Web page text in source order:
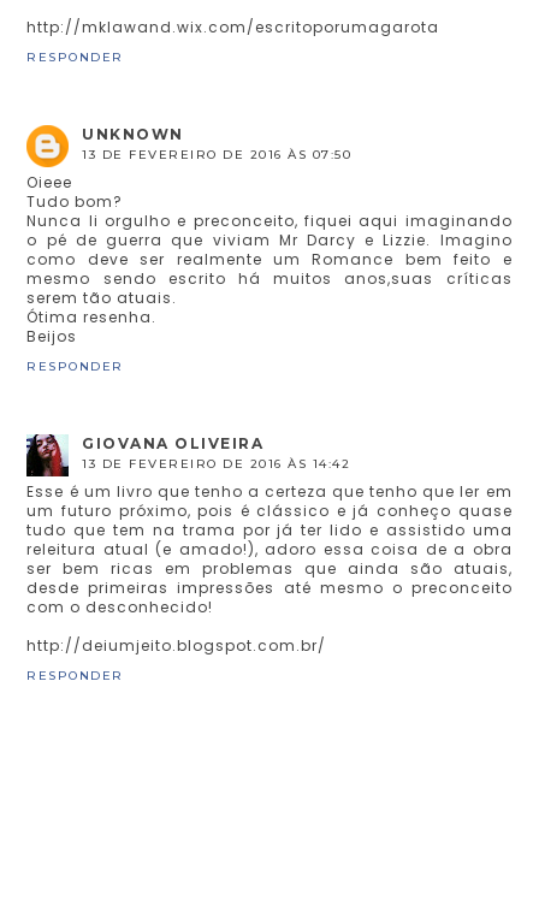
http://mklawand.wix.com/escritoporumagarota
RESPONDER
UNKNOWN
13 DE FEVEREIRO DE 2016 ÀS 07:50
Oieee
Tudo bom?
Nunca li orgulho e preconceito, fiquei aqui imaginando
o pé de guerra que viviam Mr Darcy e Lizzie. Imagino
como deve ser realmente um Romance bem feito e
mesmo sendo escrito há muitos anos,suas críticas
serem tão atuais.
Ótima resenha.
Beijos
RESPONDER
GIOVANA OLIVEIRA
13 DE FEVEREIRO DE 2016 ÀS 14:42
Esse é um livro que tenho a certeza que tenho que ler em
um futuro próximo, pois é clássico e já conheço quase
tudo que tem na trama por já ter lido e assistido uma
releitura atual (e amado!), adoro essa coisa de a obra
ser bem ricas em problemas que ainda são atuais,
desde primeiras impressões até mesmo o preconceito
com o desconhecido!
http://deiumjeito.blogspot.com.br/
RESPONDER